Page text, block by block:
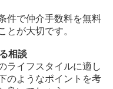
件で仲介手数料を無料
とが大切です。
相談
ライフスタイルに適し
のようなポイントを考